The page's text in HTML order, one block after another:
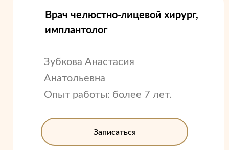
Записаться
Зубкова Анастасия
Анатольевна
Опыт работы: более 7 лет.
Врач челюстно-лицевой хирург,
имплантолог